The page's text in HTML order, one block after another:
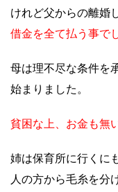
けれど父からの離婚
借金を全て払う事で
母は理不尽な条件を
始まりました。
貧困な上、お金も無
姉は保育所に行くに
人の方から毛糸を分